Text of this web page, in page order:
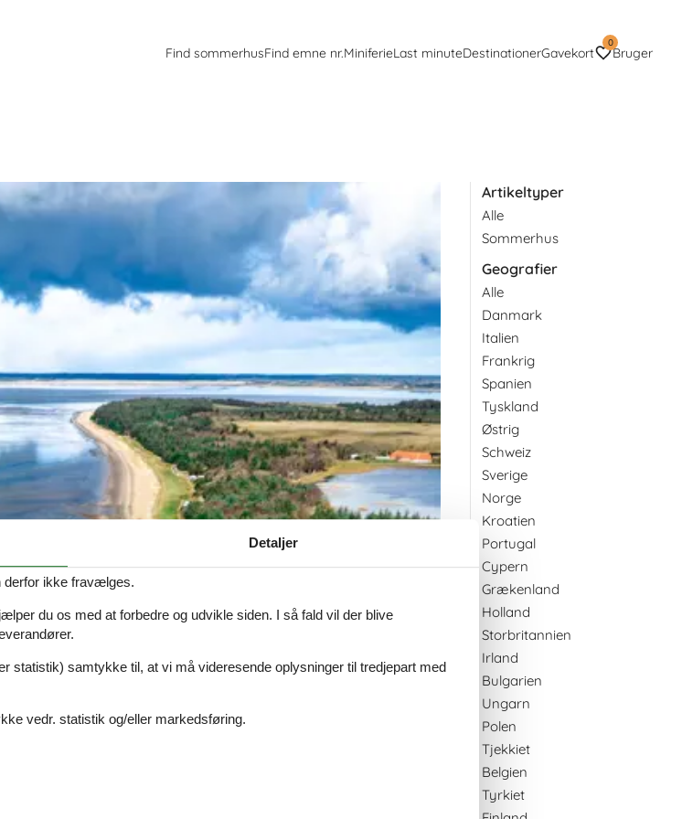
Find sommerhusFind emne nr.MiniferieLast minuteDestinationerGavekort
0
Bruger
side af Ho Bugt. Et oplagt valg for familier med mindre børn som
aktiviteter lige uden for døren.
Artikeltyper
Alle
Sommerhus
Geografier
Alle
Danmark
Italien
Frankrig
Spanien
Tyskland
Østrig
Schweiz
Sverige
Norge
Kroatien
Portugal
Cypern
Grækenland
Holland
Storbritannien
Irland
Bulgarien
Ungarn
Polen
Tjekkiet
Belgien
Tyrkiet
Detaljer
derfor ikke fravælges.
du os med at forbedre og udvikle siden. I så fald vil der blive
statistik) samtykke til, at vi må videresende oplysninger til tredjepart med
vedr. statistik og/eller markedsføring.